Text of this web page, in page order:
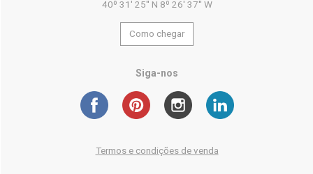
40º 31' 25'' N 8º 26' 37'' W
Como chegar
Siga-nos
Termos e condições de venda